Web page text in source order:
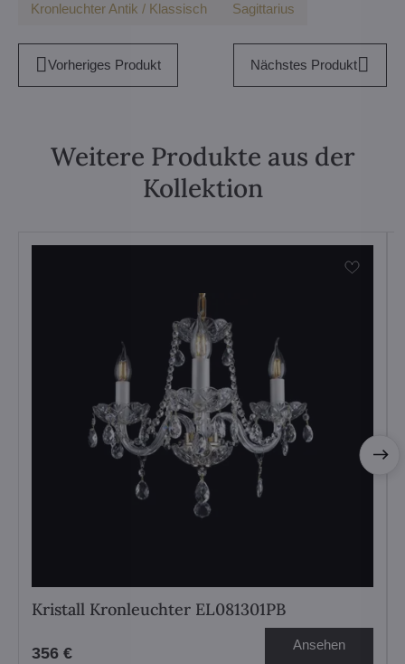
Kronleuchter Antik / Klassisch Sagittarius
Vorheriges Produkt Nächstes Produkt
Weitere Produkte aus der
Kollektion
Kristall Kronleuchter EL081301PB
356 € Ansehen